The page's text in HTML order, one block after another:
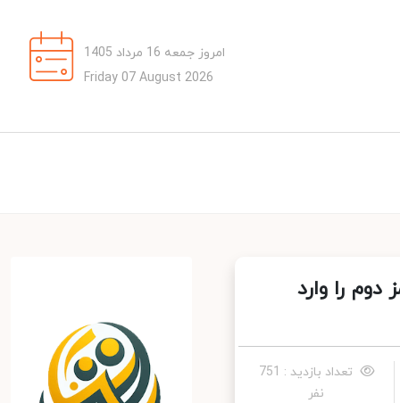
امروز جمعه 16 مرداد 1405
Friday 07 August 2026
ثانیه آخر رمز دوم را وارد
تعداد بازدید : 751
نفر